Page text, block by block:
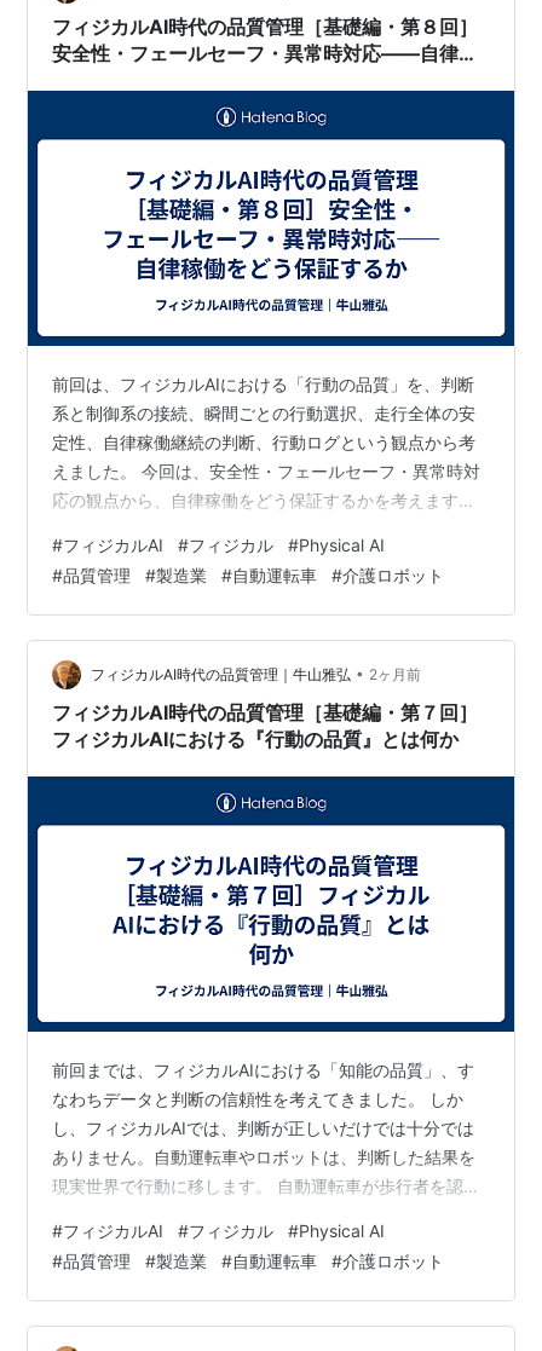
は、市場投入後の稼働状態、異常兆候、判断…
フィジカルAI時代の品質管理［基礎編・第８回］
安全性・フェールセーフ・異常時対応――自律稼
前回は、フィジカルAIにおける「行動の品質」を、判断
系と制御系の接続、瞬間ごとの行動選択、走行全体の安
定性、自律稼働継続の判断、行動ログという観点から考
えました。 今回は、安全性・フェールセーフ・異常時対
応の観点から、自律稼働をどう保証するかを考えます。
質」が問われるのは、正常時だけではありません。 セン
サー不良、通信異常、悪天候、道路工事、事故、予測し
にくい歩行者や他車両の行動などによって、自律稼働の
前提が崩れる場面があります。 ここで重要なのは、異常
や不確かさが存在することと、システム自身がそれを検
知できることは別問題だという点です。 …
#フィジカルAI #フィジカル #Physical AI
#品質管理 #製造業 #自動運転車 #介護ロボット
フィジカルAI時代の品質管理｜牛山雅弘 • 2ヶ月前
フィジカルAI時代の品質管理［基礎編・第７回］
フィジカルAIにおける『行動の品質』とは何か
前回までは、フィジカルAIにおける「知能の品質」、す
なわちデータと判断の信頼性を考えてきました。 しか
し、フィジカルAIでは、判断が正しいだけでは十分では
ありません。自動運転車やロボットは、判断した結果を
現実世界で行動に移します。 自動運転車が歩行者を認識
遅ければ安全とは言えません。障害物を避ける判断がで
きても、急な回避で周囲を危険にすれば、良い行動とは
言えません。 つまり、フィジカルAI時代には、AIがどう
判断したかに加えて、どう動いたか、どう止まったか、
#フィジカルAI #フィジカル #Physical AI
#品質管理 #製造業 #自動運転車 #介護ロボット